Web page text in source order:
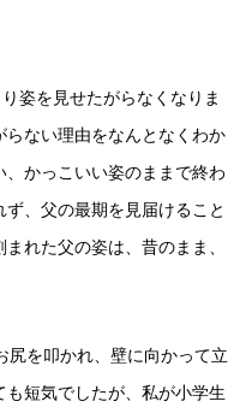
姿を見せたがらなくなりま
らない理由をなんとなくわか
かっこいい姿のままで終わ
、父の最期を見届けること
れた父の姿は、昔のまま、
を叩かれ、壁に向かって立
短気でしたが、私が小学生